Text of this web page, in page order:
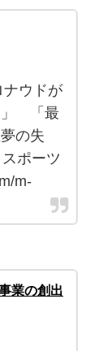
ナウドが
」 「最
の失
ポーツ
m-
業の創出